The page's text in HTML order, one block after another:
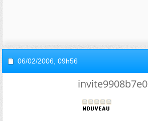
06/02/2006, 09h56
invite9908b7e0